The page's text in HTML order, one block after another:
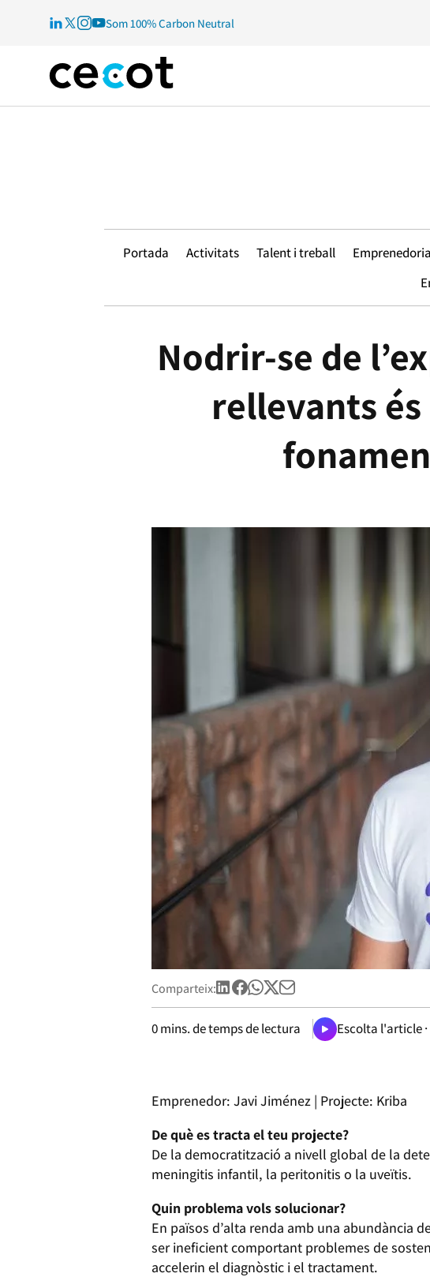
Som 100% Carbon Neutral
Portada Activitats Talent i treball
Nodrir-se de
rellevants
Comparteix:
0mins. de temps de lectura Escolta l'article ·
Emprenedor: Javi Jiménez | Projecte: Kriba
De què es tracta el teu projecte?
De la democratització a nivell global de la
meningitis infantil, la peritonitis o la uveïtis.
Quin problema vols solucionar?
En països d’alta renda amb una abundància
ser ineficient comportant problemes de
accelerin el diagnòstic i el tractament.